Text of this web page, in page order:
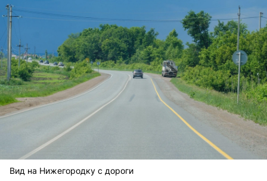
Вид на Нижегородку с дороги